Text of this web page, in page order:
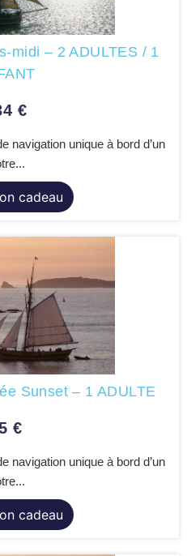
midi – 2 ADULTES / 1
€
navigation unique à bord d’un
cadeau
Sunset – 1 ADULTE
€
navigation unique à bord d’un
cadeau